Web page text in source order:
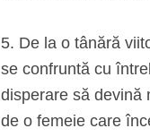
5. De la o tânără
se confruntă cu
disperare să devină
de o femeie care